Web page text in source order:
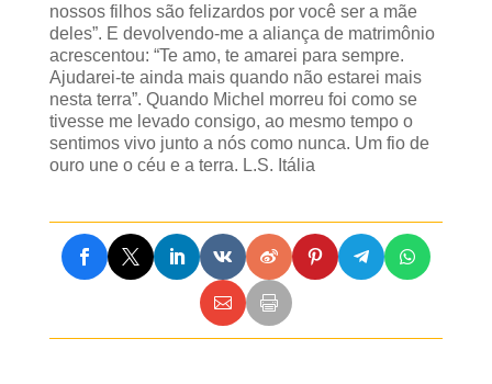
nossos filhos são felizardos por você ser a mãe
deles”. E devolvendo-me a aliança de matrimônio
acrescentou: “Te amo, te amarei para sempre.
Ajudarei-te ainda mais quando não estarei mais
nesta terra”. Quando Michel morreu foi como se
tivesse me levado consigo, ao mesmo tempo o
sentimos vivo junto a nós como nunca. Um fio de
ouro une o céu e a terra. L.S. Itália